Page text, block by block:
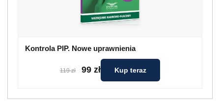
Kontrola PIP. Nowe uprawnienia
119 zł 99 zł Kup teraz